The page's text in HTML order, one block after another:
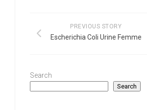
PREVIOUS STORY
Escherichia Coli Urine Femme
Search
Search